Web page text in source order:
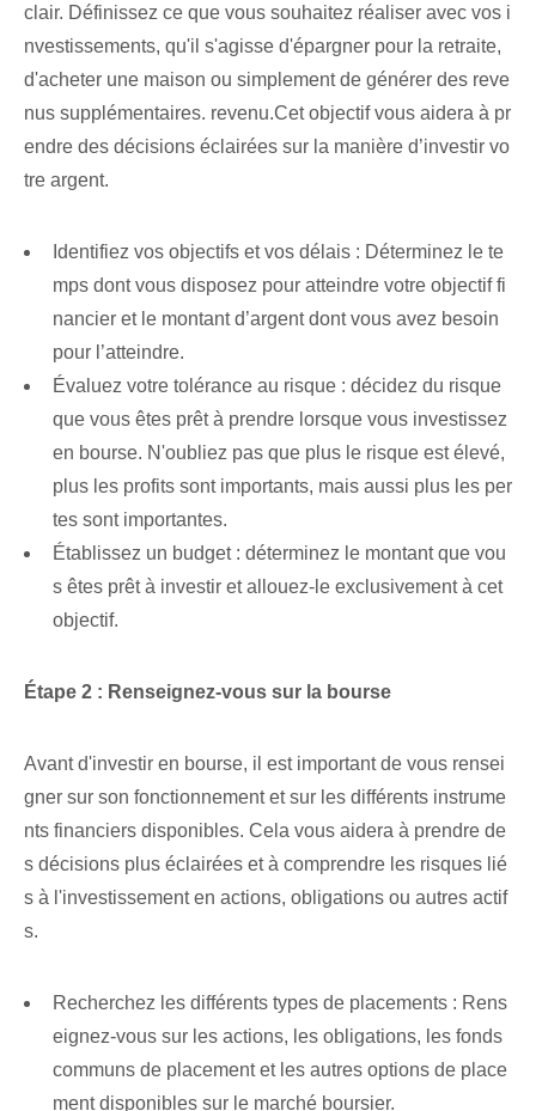
clair. Définissez ce que vous souhaitez réaliser avec vos i
nvestissements, qu'il s'agisse d'épargner pour la retraite,
d'acheter une maison ou simplement de générer des reve
nus supplémentaires. revenu.Cet objectif vous aidera à pr
endre des décisions éclairées sur la manière d’investir vo
tre argent.
Identifiez vos objectifs et vos délais : Déterminez le te
mps dont vous disposez pour atteindre votre objectif fi
nancier et le montant d’argent dont vous avez besoin
pour l’atteindre.
Évaluez votre tolérance au risque : décidez du risque
que vous êtes prêt à prendre lorsque vous investissez
en bourse. N'oubliez pas que plus le risque est élevé,
plus les profits sont importants, mais aussi plus les per
tes sont importantes.
Établissez un budget : déterminez le montant que vou
s êtes prêt à investir et allouez-le exclusivement à cet
objectif.
Étape 2 : Renseignez-vous sur la bourse
Avant d'investir en bourse, il est important de vous rensei
gner sur son fonctionnement et sur les différents instrume
nts financiers disponibles. Cela vous aidera à prendre de
s décisions plus éclairées et à comprendre les risques lié
s à l'investissement en actions, obligations ou autres actif
s.
Recherchez les différents types de placements : Rens
eignez-vous sur les actions, les obligations, les fonds
communs de placement et les autres options de place
ment disponibles sur le marché boursier.